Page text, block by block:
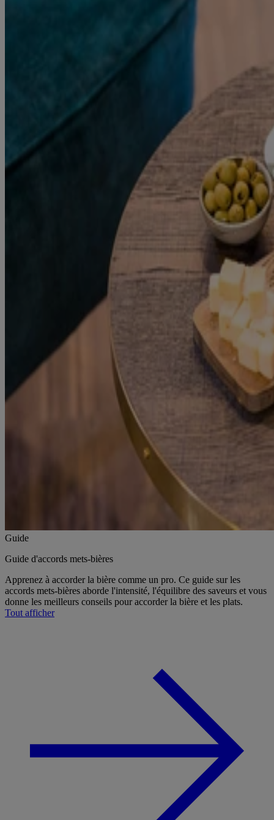
Guide
Guide d'accords mets-bières
Apprenez à accorder la bière comme un pro. Ce guide sur les
accords mets-bières aborde l'intensité, l'équilibre des saveurs et vous
donne les meilleurs conseils pour accorder la bière et les plats.
Tout afficher